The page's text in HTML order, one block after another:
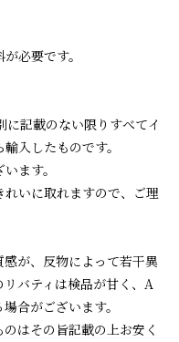
必要です。
記載のない限りすべてイ
入したものです。
ます。
いに取れますので、ご理
が、反物によって若干異
バティは検品が甘く、A
合がございます。
はその旨記載の上お安く